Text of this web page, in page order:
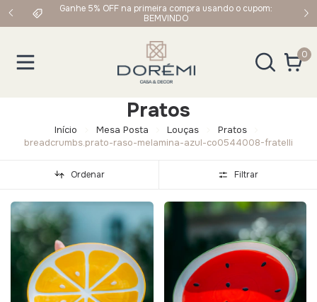
Ganhe 5% OFF na primeira compra usando o cupom:
Frete Grátis em
0
Pratos
Início Mesa Posta Louças
Pratos
breadcrumbs.prato-raso-melamina-azul-co0544008-fratelli
Ordenar Filtrar